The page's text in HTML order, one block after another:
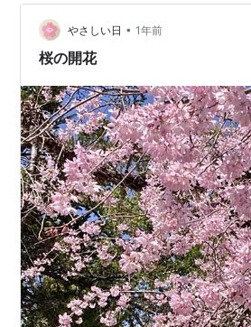
やさしい日 • 1年前
桜の開花